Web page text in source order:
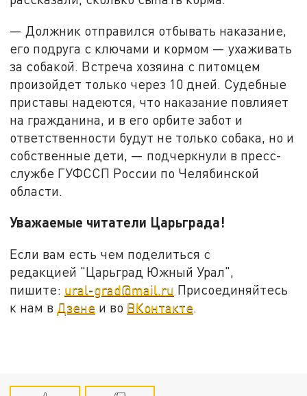
— Должник отправился отбывать наказание,
его подруга с ключами и кормом — ухаживать
за собакой. Встреча хозяина с питомцем
произойдет только через 10 дней. Судебные
приставы надеются, что наказание повлияет
на гражданина, и в его орбите забот и
ответственности будут не только собака, но и
собственные дети, — подчеркнули в пресс-
службе ГУФССП России по Челябинской
области.
Уважаемые читатели Царьграда!
Если вам есть чем поделиться с
редакцией "Царьград Южный Урал",
пишите: ural-grad@mail.ru Присоединяйтесь
к нам в Дзене и во ВКонтакте.